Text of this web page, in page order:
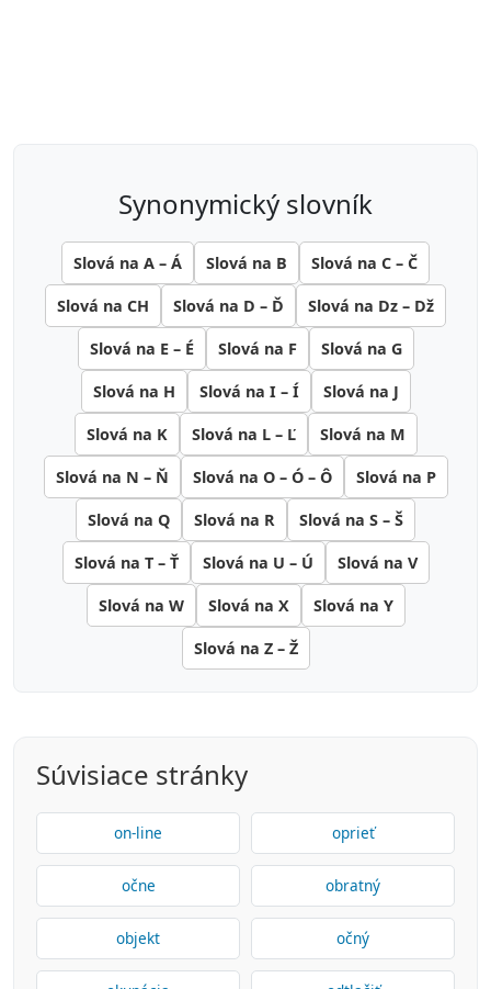
synonymický slovník
Slová na A – Á Slová na B Slová na C – Č
Slová na CH Slová na D – Ď Slová na Dz – Dž
Slová na E – É Slová na F Slová na G
Slová na H Slová na I – Í Slová na J
Slová na K Slová na L – Ľ Slová na M
Slová na N – Ň Slová na O – Ó – Ô Slová na P
Slová na Q Slová na R Slová na S – Š
Slová na T – Ť Slová na U – Ú Slová na V
Slová na W Slová na X Slová na Y
Slová na Z – Ž
Súvisiace stránky
on-line oprieť
očne obratný
objekt očný